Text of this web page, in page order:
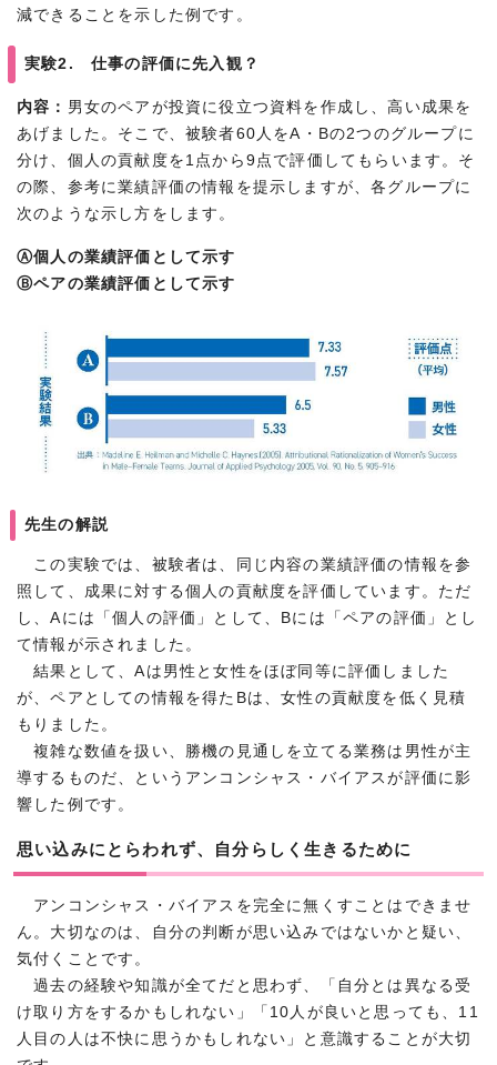
減できることを示した例です。
実験2. 仕事の評価に先入観？
内容： 男女のペアが投資に役立つ資料を作成し、高い成果を
あげました。そこで、被験者60人をA・Bの2つのグループに
分け、個人の貢献度を1点から9点で評価してもらいます。そ
の際、参考に業績評価の情報を提示しますが、各グループに
次のような示し方をします。
Ⓐ個人の業績評価として示す
Ⓑペアの業績評価として示す
先生の解説
この実験では、被験者は、同じ内容の業績評価の情報を参
照して、成果に対する個人の貢献度を評価しています。ただ
し、Aには「個人の評価」として、Bには「ペアの評価」とし
て情報が示されました。
結果として、Aは男性と女性をほぼ同等に評価しました
が、ペアとしての情報を得たBは、女性の貢献度を低く見積
もりました。
複雑な数値を扱い、勝機の見通しを立てる業務は男性が主
導するものだ、というアンコンシャス・バイアスが評価に影
響した例です。
思い込みにとらわれず、自分らしく生きるために
アンコンシャス・バイアスを完全に無くすことはできませ
ん。大切なのは、自分の判断が思い込みではないかと疑い、
気付くことです。
過去の経験や知識が全てだと思わず、「自分とは異なる受
け取り方をするかもしれない」「10人が良いと思っても、11
人目の人は不快に思うかもしれない」と意識することが大切